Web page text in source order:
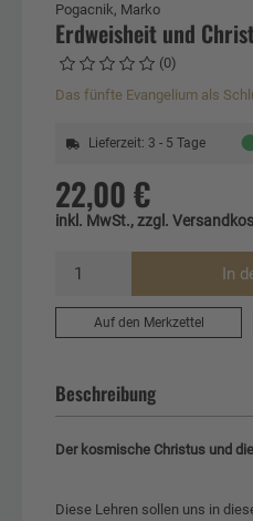
Pogacnik, Marko
Erdweisheit und
(0)
Das fünfte Evangelium als
Lieferzeit: 3 - 5 Tage
22,00 €
inkl. MwSt., zzgl.
In
Auf den Merkzettel
Beschreibung
Der kosmische Christus und
Diese Lehren sollen uns in